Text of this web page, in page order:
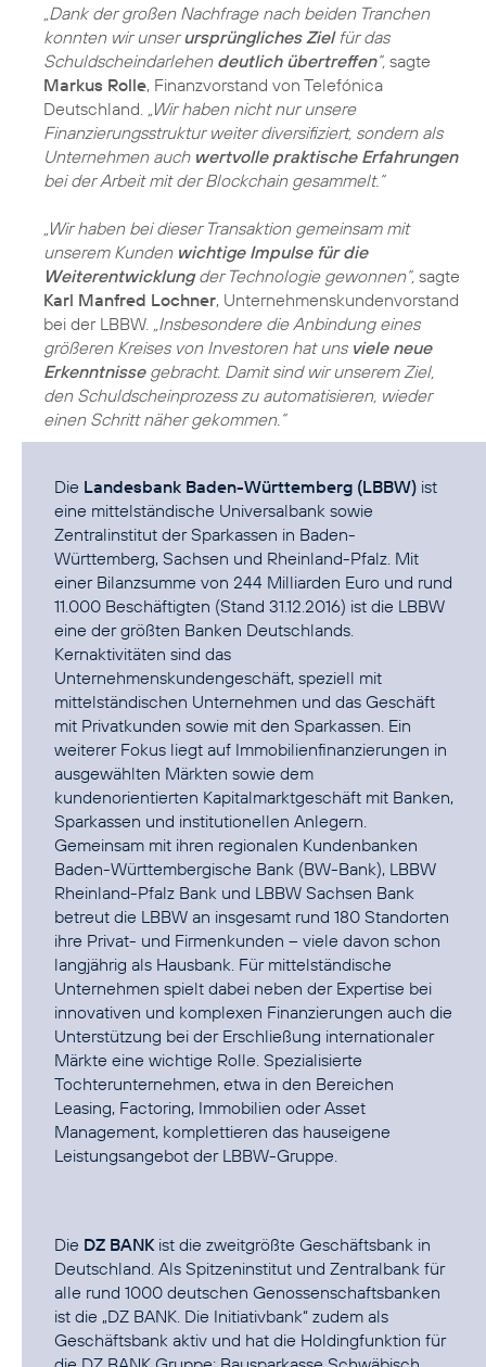
„Dank der großen Nachfrage nach beiden Tranchen
konnten wir unserursprüngliches Zielfür das
Schuldscheindarlehen deutlich übertreffen“, sagte
Markus Rolle, Finanzvorstand von Telefónica
Deutschland.
„Wir haben nicht nur unsere
Finanzierungsstruktur weiter diversifiziert, sondern als
Unternehmen auch wertvolle praktische Erfahrungen
bei der Arbeit mit der Blockchain gesammelt.“
„Wir haben bei dieser Transaktion gemeinsam mit
unserem Kunden wichtige Impulse für die
Weiterentwicklungder Technologie gewonnen“, sagte
Karl Manfred Lochner, Unternehmenskundenvorstand
bei der LBBW. „Insbesondere die Anbindung eines
größeren Kreises von Investoren hat uns viele neue
Erkenntnissegebracht. Damit sind wir unserem Ziel,
den Schuldscheinprozess zu automatisieren, wieder
einen Schritt näher gekommen.“
Die Landesbank Baden-Württemberg (LBBW) ist
eine mittelständische Universalbank sowie
Zentralinstitut der Sparkassen in Baden-
Württemberg, Sachsen und Rheinland-Pfalz. Mit
einer Bilanzsumme von 244 Milliarden Euro und rund
11.000 Beschäftigten (Stand 31.12.2016) ist die LBBW
eine der größten Banken Deutschlands.
Kernaktivitäten sind das
Unternehmenskundengeschäft, speziell mit
mittelständischen Unternehmen und das Geschäft
mit Privatkunden sowie mit den Sparkassen. Ein
weiterer Fokus liegt auf Immobilienfinanzierungen in
ausgewählten Märkten sowie dem
kundenorientierten Kapitalmarktgeschäft mit Banken,
Sparkassen und institutionellen Anlegern.
Gemeinsam mit ihren regionalen Kundenbanken
Baden-Württembergische Bank (BW-Bank), LBBW
Rheinland-Pfalz Bank und LBBW Sachsen Bank
betreut die LBBW an insgesamt rund 180 Standorten
ihre Privat- und Firmenkunden – viele davon schon
langjährig als Hausbank. Für mittelständische
Unternehmen spielt dabei neben der Expertise bei
innovativen und komplexen Finanzierungen auch die
Unterstützung bei der Erschließung internationaler
Märkte eine wichtige Rolle. Spezialisierte
Tochterunternehmen, etwa in den Bereichen
Leasing, Factoring, Immobilien oder Asset
Management, komplettieren das hauseigene
Leistungsangebot der LBBW-Gruppe.
Die DZ BANK ist die zweitgrößte Geschäftsbank in
Deutschland. Als Spitzeninstitut und Zentralbank für
alle rund 1000 deutschen Genossenschaftsbanken
ist die „DZ BANK. Die Initiativbank“ zudem als
Geschäftsbank aktiv und hat die Holdingfunktion für